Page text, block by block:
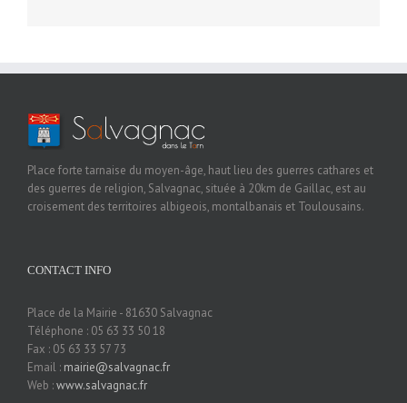
Place forte tarnaise du moyen-âge, haut lieu des guerres cathares et
des guerres de religion, Salvagnac, située à 20km de Gaillac, est au
croisement des territoires albigeois, montalbanais et Toulousains.
CONTACT INFO
Place de la Mairie - 81630 Salvagnac
Téléphone : 05 63 33 50 18
Fax : 05 63 33 57 73
Email : mairie@salvagnac.fr
Web :www.salvagnac.fr